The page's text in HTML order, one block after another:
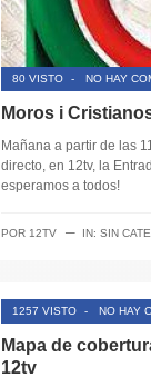
80 VISTO - NO HAY
Moros i
Mañana a partir de las
directo, en 12tv, la
esperamos a todos!
POR 12TV ─ IN: SIN
1257 VISTO - NO HAY
Mapa de
12tv